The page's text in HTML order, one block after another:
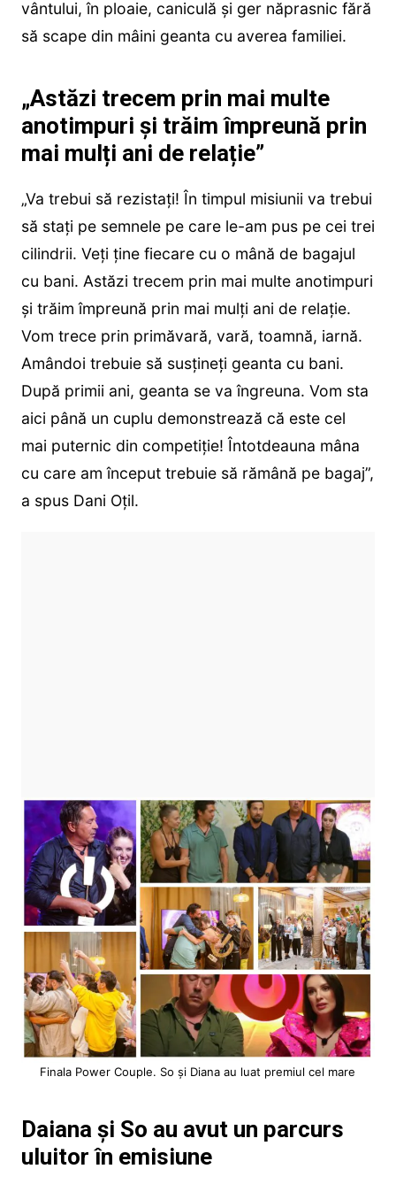
vântului, în ploaie, caniculă și ger năprasnic fără
să scape din mâini geanta cu averea familiei.
„Astăzi trecem prin mai multe
anotimpuri și trăim împreună prin
mai mulți ani de relație”
„Va trebui să rezistați! În timpul misiunii va trebui
să stați pe semnele pe care le-am pus pe cei trei
cilindrii. Veți ține fiecare cu o mână de bagajul
cu bani. Astăzi trecem prin mai multe anotimpuri
și trăim împreună prin mai mulți ani de relație.
Vom trece prin primăvară, vară, toamnă, iarnă.
Amândoi trebuie să susțineți geanta cu bani.
După primii ani, geanta se va îngreuna. Vom sta
aici până un cuplu demonstrează că este cel
mai puternic din competiție! Întotdeauna mâna
cu care am început trebuie să rămână pe bagaj”,
a spus Dani Oțil.
Finala Power Couple. So și Diana au luat premiul cel mare
Daiana și So au avut un parcurs
uluitor în emisiune